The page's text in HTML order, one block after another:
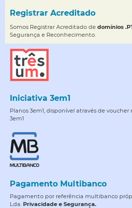
Registrar Acreditado
Somos Registrar Acreditado de domínios
Segurança e Reconhecimento.
Iniciativa 3em1
Planos 3em1, disponível através de
3em1
Pagamento Multibanco
Pagamento por referência multibanco
Lda. Privacidade e Segurança.